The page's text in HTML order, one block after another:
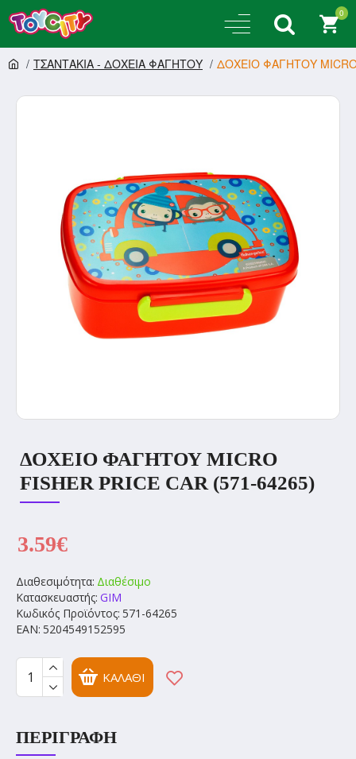
0
ΤΣΑΝΤΑΚΙΑ - ΔΟΧΕΙΑ ΦΑΓΗΤΟΥ ΔΟΧΕΙΟ ΦΑΓΗΤΟΥ MICRO
ΔΟΧΕΙΟ ΦΑΓΗΤΟΥ MICRO
FISHER PRICE CAR (571-64265)
Διαθεσιμότητα: Διαθέσιμο
Κατασκευαστής: GIM
Κωδικός Προϊόντος: 571-64265
EAN: 5204549152595
3.59€
ΚΑΛΆΘΙ
ΠΕΡΙΓΡΑΦΉ